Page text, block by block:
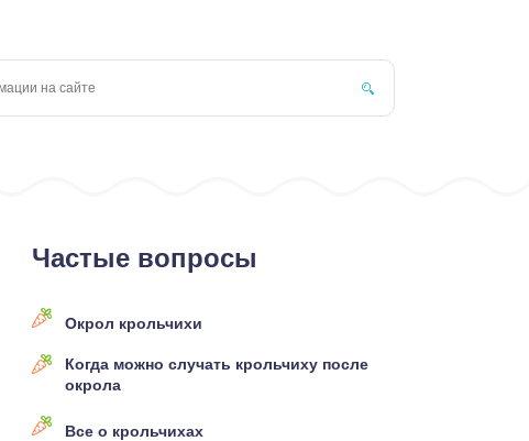
Частые вопросы
Окрол крольчихи
Когда можно случать крольчиху после
окрола
Все о крольчихах